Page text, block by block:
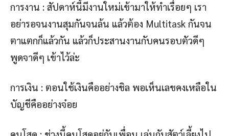
การงาน : สัปดาห์นี้มีงานใหม่เข้ามาให้ทำเรื่อยๆ เรา
อย่ารอจนงานสุมกันจนล้น แล้วต้อง Multitask กันจน
ตาแตกก็แล้วกัน แล้วก็ประสานงานกับคนรอบตัวดีๆ
พูดจาดีๆ เข้าไว้ล่ะ
การเงิน : ตอนใช้เงินคืออย่างชิล พอเห็นเลขคงเหลือใน
บัญชีคืออย่างจ๋อย